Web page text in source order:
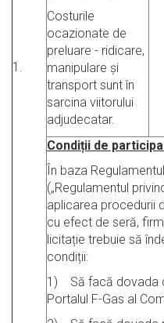
1.
Costurile
ocazionate de
preluare - ridicare,
manipulare și
transport sunt în
sarcina viitorului
adjudecatar.
Condiții de
În baza
(„Regulamentul
aplicarea procedurii
cu efect de seră,
licitație trebuie să
condiții:
1) Să facă dovada
Portalul F-Gas al